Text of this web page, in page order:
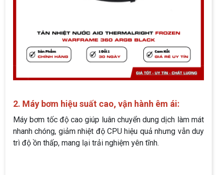
2. Máy bơm hiệu suất cao, vận hành êm ái:
Máy bơm tốc độ cao giúp luân chuyển dung dịch làm mát
nhanh chóng, giảm nhiệt độ CPU hiệu quả nhưng vẫn duy
trì độ ồn thấp, mang lại trải nghiệm yên tĩnh.